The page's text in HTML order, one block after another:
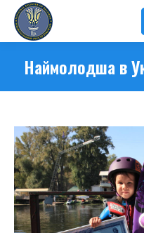
Наймолодша в